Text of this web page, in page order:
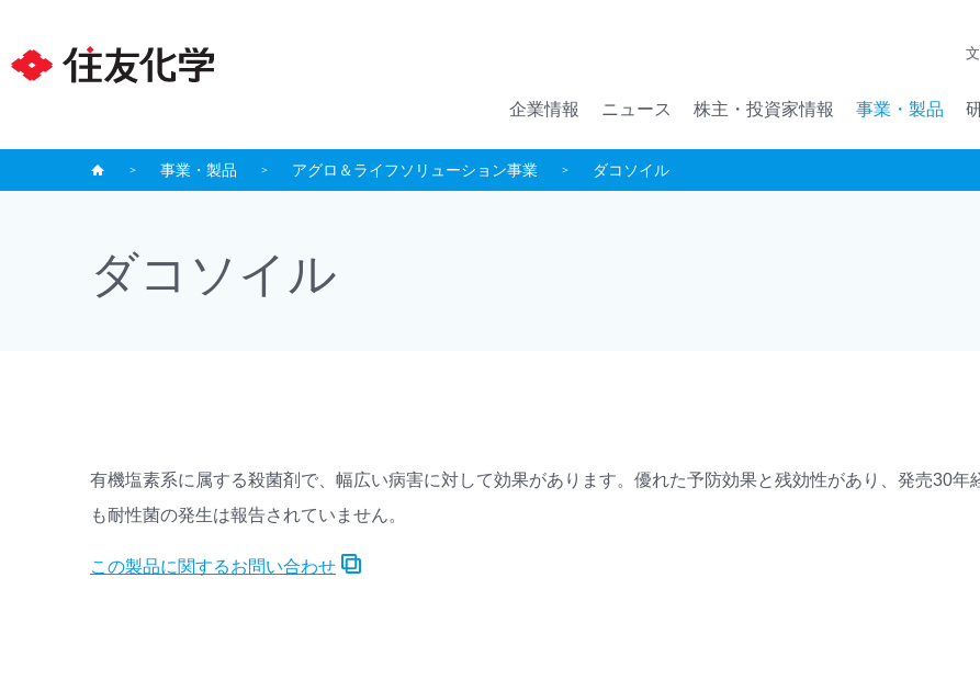
企業情報 ニュース 株主・投資家情報 事業・製品
事業・製品 アグロ＆ライフソリューション事業 ダコソイル
ダコソイル
有機塩素系に属する殺菌剤で、幅広い病害に対して効果があります。優れた予防効果と残効性があり、発売30年
も耐性菌の発生は報告されていません。
この製品に関するお問い合わせ